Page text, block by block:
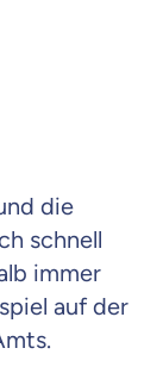
die
schnell
immer
auf der